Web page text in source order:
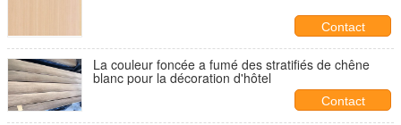
Contact
La couleur foncée a fumé des stratifiés de chêne
blanc pour la décoration d'hôtel
Contact